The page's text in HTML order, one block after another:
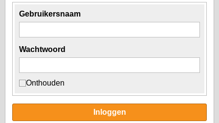
Gebruikersnaam
Wachtwoord
Onthouden
Inloggen